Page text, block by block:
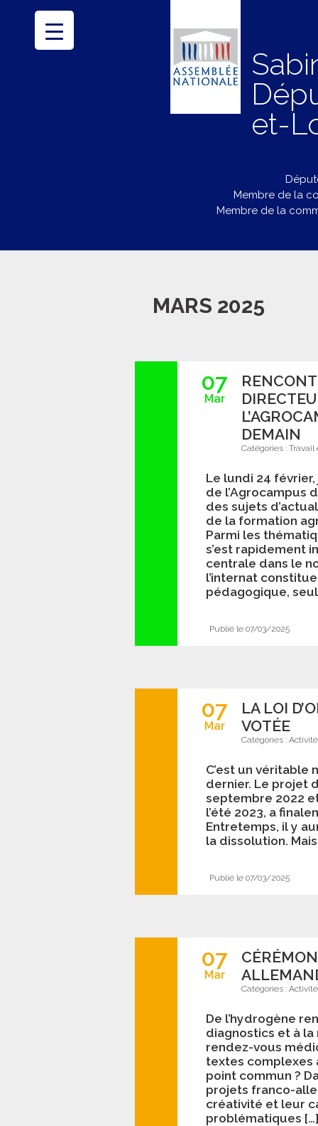
et-
Membre de la
Membre de la
MARS 2025
07
Mar
DEMAIN
Catégories :Travail
Le lundi 24
de l’Agrocampus
des sujets
de la formation
Parmi les
s’est rapidement
centrale dans le
l’internat
pédagogique,
Publié le 07/03/2025
07
Mar
LA LOI
VOTÉE
Catégories :
C’est un véritable
dernier. Le projet
septembre 2022
l’été 2023, a
Entretemps, il y
la dissolution.
Publié le 07/03/2025
07
Mar
Catégories :
De l’hydrogène
diagnostics et à la
rendez-vous
textes complexes
point commun ?
projets franco-
créativité et leur
problématiques […]